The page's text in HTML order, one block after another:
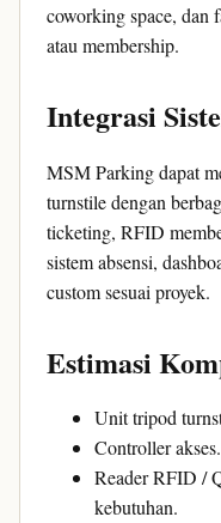
coworking space, dan
atau membership.
Integrasi
MSM Parking dapat
turnstile dengan
ticketing, RFID
sistem absensi,
custom sesuai proyek.
Estimasi
Unit tripod
Controller akses.
Reader RFID /
kebutuhan.